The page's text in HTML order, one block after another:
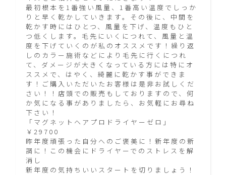
最初根本を1番強い風量、1番高い温度でしっか
りと早く乾かしていきます。その後に、中間を
乾かす時にはひとつ、風量を下げ、温度もひと
つ低くします。毛先にいくにつれて、風量と温
度を下げていくのが私のオススメです！繰り返
しのカラー施術などにより毛先に行くにつれ
て、ダメージが大きくなっている方には特にオ
ススメで、はやく、綺麗に乾かす事ができま
す！ご購入いただいたお客様は是非お試しくだ
さい！！店頭での販売もしておりますので、何
か気になる事がありましたら、お気軽にお尋ね
下さい！
「マグネットヘアプロドライヤーゼロ」
￥29700
昨年度頑張った自分へのご褒美に！新年度の新
調に！この機会にドライヤーでのストレスを解
消し
新年度の気持ちいいスタートを切りましょう！